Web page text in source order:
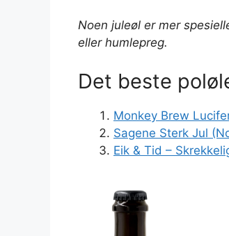
Noen juleøl er mer
eller humlepreg.
Det beste
Monkey Brew
Sagene Sterk Jul
Eik & Tid –